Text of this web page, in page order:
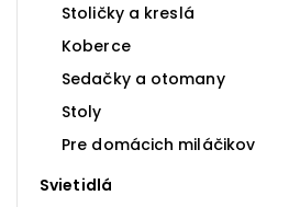
Stoličky a kreslá
Koberce
Sedačky a otomany
Stoly
Pre domácich miláčikov
Svietidlá